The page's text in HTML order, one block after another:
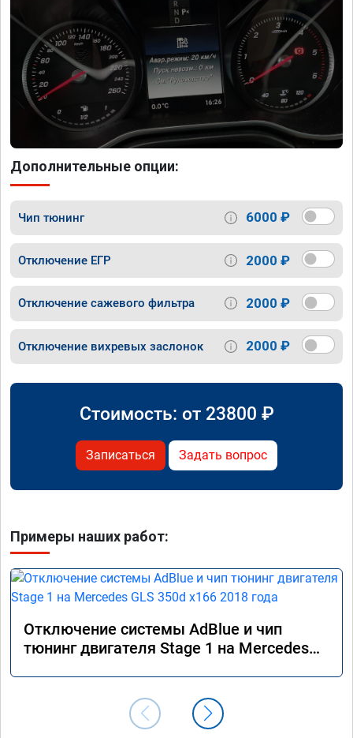
Дополнительные опции:
Чип тюнинг 6000 ₽
Отключение ЕГР 2000 ₽
Отключение сажевого фильтра 2000 ₽
Отключение вихревых заслонок 2000 ₽
Стоимость: от 23800 ₽
Записаться Задать вопрос
Примеры наших работ:
Отключение системы AdBlue и чип
тюнинг двигателя Stage 1 на Mercedes